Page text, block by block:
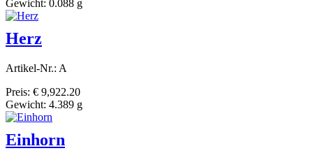
Gewicht: 0.088 g
Herz
Artikel-Nr.: A
Preis: € 9,922.20
Gewicht: 4.389 g
Einhorn